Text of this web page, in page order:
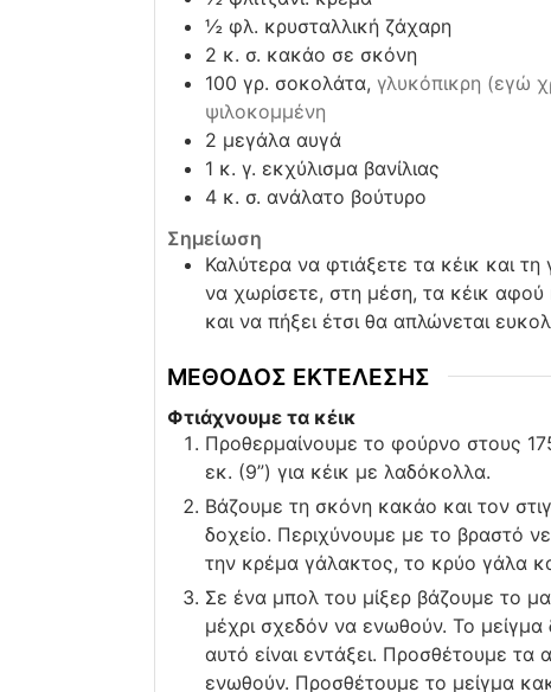
½ φλ. κρυσταλλική ζάχαρη
2 κ. σ. κακάο σε σκόνη
100 γρ. σοκολάτα, γλυκόπικρη (εγώ
ψιλοκομμένη
2 μεγάλα αυγά
1 κ. γ. εκχύλισμα βανίλιας
4 κ. σ. ανάλατο βούτυρο
Σημείωση
Καλύτερα να φτιάξετε τα κέικ και
να χωρίσετε, στη μέση, τα κέικ
και να πήξει έτσι θα απλώνεται
ΜΕΘΟΔΟΣ ΕΚΤΕΛΕΣΗΣ
Φτιάχνουμε τα κέικ
Προθερμαίνουμε το φούρνο στους
εκ. (9”) για κέικ με λαδόκολλα.
Βάζουμε τη σκόνη κακάο και τον
δοχείο. Περιχύνουμε με το βραστό
την κρέμα γάλακτος, το κρύο γάλα
Σε ένα μπολ του μίξερ βάζουμε το
μέχρι σχεδόν να ενωθούν. Το
αυτό είναι εντάξει. Προσθέτουμε
ενωθούν. Προσθέτουμε το μείγμα